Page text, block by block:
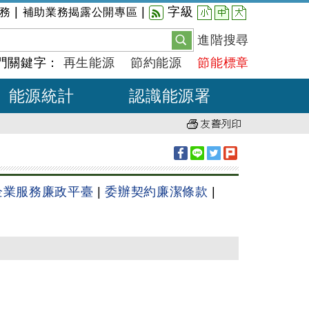
補助業務揭露公開專區 字級 小 中 大
進階搜尋
關鍵字： 再生能源 節約能源 節能標章
能源統計 認識能源署
服務廉政平臺 |委辦契約廉潔條款